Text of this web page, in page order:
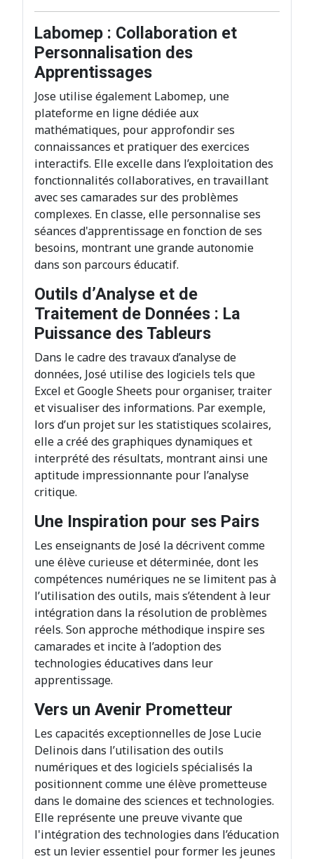
Labomep : Collaboration et
Personnalisation des
Apprentissages
Jose utilise également Labomep, une
plateforme en ligne dédiée aux
mathématiques, pour approfondir ses
connaissances et pratiquer des exercices
interactifs. Elle excelle dans l’exploitation des
fonctionnalités collaboratives, en travaillant
avec ses camarades sur des problèmes
complexes. En classe, elle personnalise ses
séances d'apprentissage en fonction de ses
besoins, montrant une grande autonomie
dans son parcours éducatif.
Outils d’Analyse et de
Traitement de Données : La
Puissance des Tableurs
Dans le cadre des travaux d’analyse de
données, José utilise des logiciels tels que
Excel et Google Sheets pour organiser, traiter
et visualiser des informations. Par exemple,
lors d’un projet sur les statistiques scolaires,
elle a créé des graphiques dynamiques et
interprété des résultats, montrant ainsi une
aptitude impressionnante pour l’analyse
critique.
Une Inspiration pour ses Pairs
Les enseignants de José la décrivent comme
une élève curieuse et déterminée, dont les
compétences numériques ne se limitent pas à
l’utilisation des outils, mais s’étendent à leur
intégration dans la résolution de problèmes
réels. Son approche méthodique inspire ses
camarades et incite à l’adoption des
technologies éducatives dans leur
apprentissage.
Vers un Avenir Prometteur
Les capacités exceptionnelles de Jose Lucie
Delinois dans l’utilisation des outils
numériques et des logiciels spécialisés la
positionnent comme une élève prometteuse
dans le domaine des sciences et technologies.
Elle représente une preuve vivante que
l'intégration des technologies dans l’éducation
est un levier essentiel pour former les jeunes